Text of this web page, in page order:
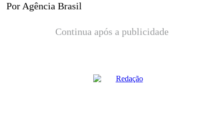
Por Agência Brasil
Continua após a publicidade